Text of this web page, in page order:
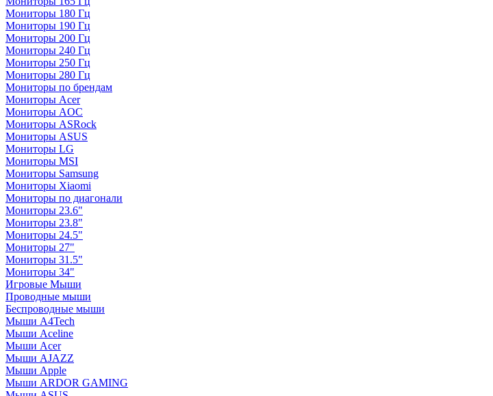
Мониторы 180 Гц
Мониторы 190 Гц
Мониторы 200 Гц
Мониторы 240 Гц
Мониторы 250 Гц
Мониторы 280 Гц
Мониторы по брендам
Мониторы Acer
Мониторы AOC
Мониторы ASRock
Мониторы ASUS
Мониторы LG
Мониторы MSI
Мониторы Samsung
Мониторы Xiaomi
Мониторы по диагонали
Мониторы 23.6"
Мониторы 23.8"
Мониторы 24.5"
Мониторы 27"
Мониторы 31.5"
Мониторы 34"
Игровые Мыши
Проводные мыши
Беспроводные мыши
Мыши A4Tech
Мыши Aceline
Мыши Acer
Мыши AJAZZ
Мыши Apple
Мыши ARDOR GAMING